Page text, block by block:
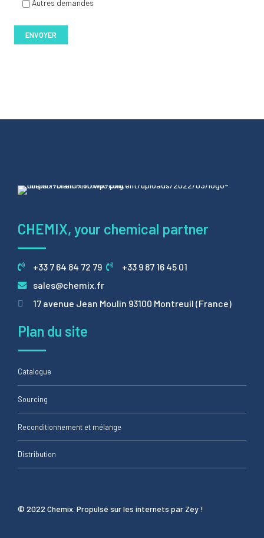
Autres demandes
CHEMIX, your chemical partner
+33 7 64 84 72 79
+33 9 87 16 45 01
sales@chemix.fr
17 avenue Jean Moulin 93100 Montreuil (France)
Plan du site
Catalogue
Sourcing
Reconditionnement et mélange
Distribution
© 2022 Chemix. Propulsé sur les internets par Zey !